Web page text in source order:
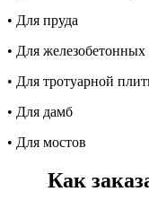
• Для пруда
• Для железобетонных
• Для тротуарной
• Для дамб
• Для мостов
Как